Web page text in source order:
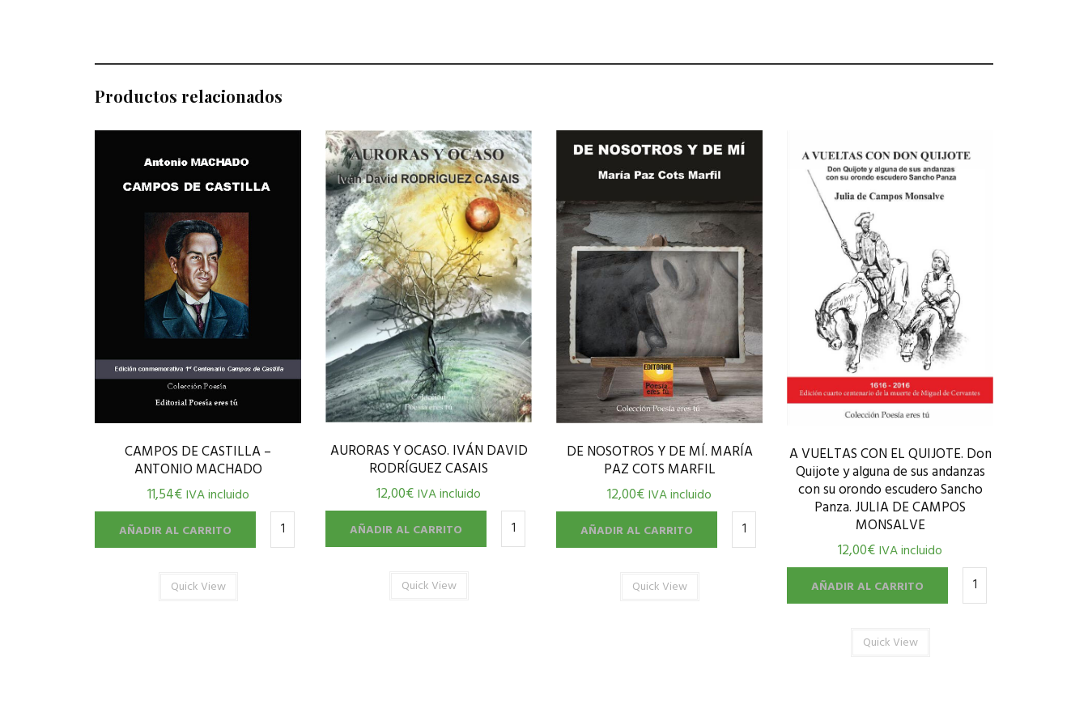
Productos relacionados
CAMPOS DE CASTILLA –
ANTONIO MACHADO
11,54€ IVA incluido
AÑADIR AL CARRITO
Quick View
AURORAS Y OCASO. IVÁN DAVID
RODRÍGUEZ CASAIS
12,00€IVA incluido
AÑADIR AL CARRITO
Quick View
DE NOSOTROS Y DE MÍ. MARÍA
PAZ COTS MARFIL
12,00€IVA incluido
AÑADIR AL CARRITO
Quick View
A VUELTAS CON EL QUIJOTE. Don
Quijote y alguna de sus andanzas
con su orondo escudero Sancho
Panza. JULIA DE CAMPOS
MONSALVE
12,00€IVA incluido
AÑADIR AL CARRITO
Quick View